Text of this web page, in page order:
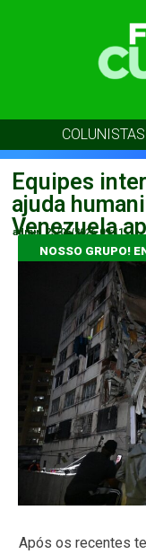
COLUNISTAS
Equipes
ajuda
Venezuela
admin 25/06/2026 09:11
NOSSO GRUPO!
Após os recentes